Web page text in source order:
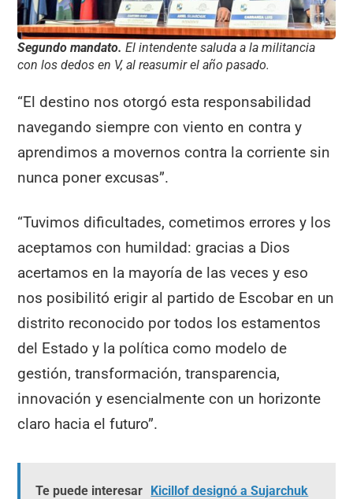
Segundo mandato. El intendente saluda a la militancia
con los dedos en V, al reasumir el año pasado.
“El destino nos otorgó esta responsabilidad
navegando siempre con viento en contra y
aprendimos a movernos contra la corriente sin
nunca poner excusas”.
“Tuvimos dificultades, cometimos errores y los
aceptamos con humildad: gracias a Dios
acertamos en la mayoría de las veces y eso
nos posibilitó erigir al partido de Escobar en un
distrito reconocido por todos los estamentos
del Estado y la política como modelo de
gestión, transformación, transparencia,
innovación y esencialmente con un horizonte
claro hacia el futuro”.
Te puede interesar Kicillof designó a Sujarchuk